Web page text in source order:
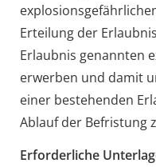
Erteilung der
Erlaubnis genannten
erwerben und damit
einer bestehenden
Ablauf der Befristung
Erforderliche